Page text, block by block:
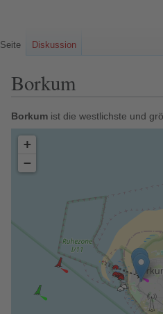
Borkum
Zur
Navigation
springen
Zur
Suche
springen
Borkum ist die westlichste und
+
−
Seite Diskussion